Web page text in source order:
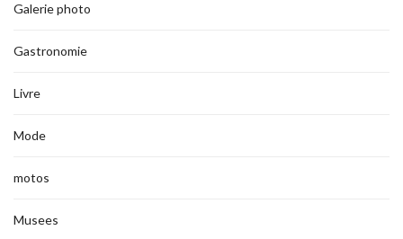
Galerie photo
Gastronomie
Livre
Mode
motos
Musees